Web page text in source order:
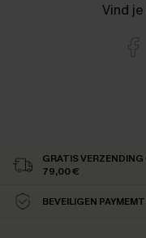
Vind
GRATIS VERZENDING
79,00 €
BEVEILIGEN PAYMEMT